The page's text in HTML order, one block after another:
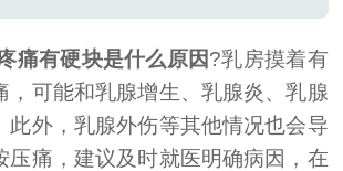
痛有硬块是什么原因?乳房摸着有
，可能和乳腺增生、乳腺炎、乳腺
此外，乳腺外伤等其他情况也会导
压痛，建议及时就医明确病因，在